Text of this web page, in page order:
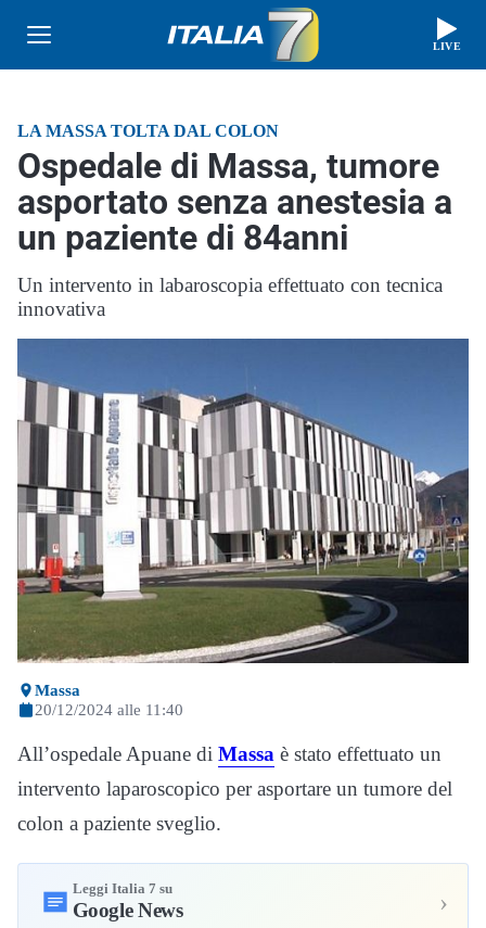
LIVE
LA MASSA TOLTA DAL COLON
Ospedale di Massa, tumore
asportato senza anestesia a
un paziente di 84anni
Un intervento in labaroscopia effettuato con tecnica
innovativa
Massa
20/12/2024 alle 11:40
All’ospedale Apuane di Massa è stato effettuato un
intervento laparoscopico per asportare un tumore del
colon a paziente sveglio.
Leggi Italia 7 su
Google News ›